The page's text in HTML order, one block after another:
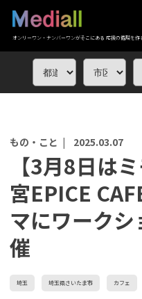
オンリーワン・ナンバーワンがそこにある 応援の循環を作
もの・こと | 2025.03.07
【3月8日は
宮EPICE
マにワーク
催
埼玉 埼玉県さいたま市 カフェ